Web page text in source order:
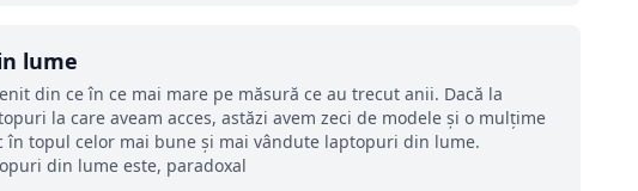
lume
din ce în ce mai mare pe măsură ce au trecut anii. Dacă la
la care aveam acces, astăzi avem zeci de modele şi o mulţime
topul celor mai bune şi mai vândute laptopuri din lume.
din lume este, paradoxal